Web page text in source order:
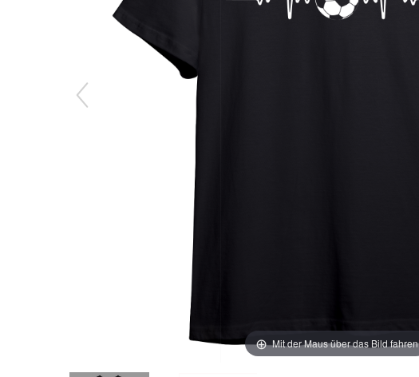
Mit der Maus über das Bild fahren